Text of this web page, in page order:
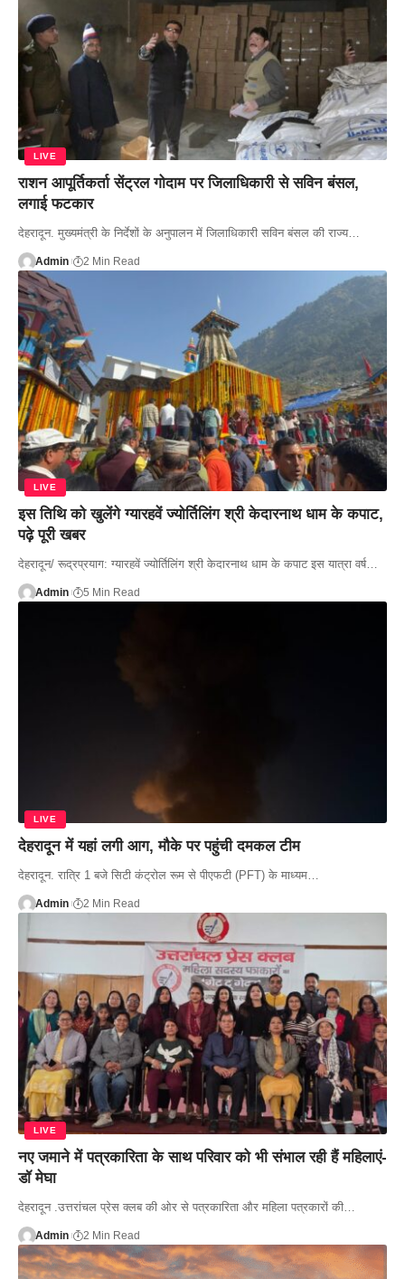
LIVE
राशन आपूर्तिकर्ता सेंट्रल गोदाम पर जिलाधिकारी से सविन बंसल,
लगाई फटकार
देहरादून. मुख्यमंत्री के निर्देशों के अनुपालन में जिलाधिकारी सविन बंसल की राज्य…
Admin 2 Min Read
LIVE
इस तिथि को खुलेंगे ग्यारहवें ज्योर्तिलिंग श्री केदारनाथ धाम के कपाट,
पढ़े पूरी खबर
देहरादून/ रूद्रप्रयाग: ग्यारहवें ज्योर्तिलिंग श्री केदारनाथ धाम के कपाट इस यात्रा वर्ष…
Admin 5 Min Read
LIVE
देहरादून में यहां लगी आग, मौके पर पहुंची दमकल टीम
देहरादून. रात्रि 1 बजे सिटी कंट्रोल रूम से पीएफटी (PFT) के माध्यम…
Admin 2 Min Read
LIVE
नए जमाने में पत्रकारिता के साथ परिवार को भी संभाल रही हैं महिलाएं-
डॉ मेघा
देहरादून .उत्तरांचल प्रेस क्लब की ओर से पत्रकारिता और महिला पत्रकारों की…
Admin 2 Min Read